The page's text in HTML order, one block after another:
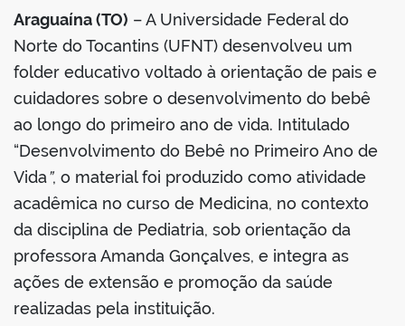
Araguaína (TO) – A Universidade Federal do
Norte do Tocantins (UFNT) desenvolveu um
folder educativo voltado à orientação de pais e
cuidadores sobre o desenvolvimento do bebê
ao longo do primeiro ano de vida. Intitulado
“Desenvolvimento do Bebê no Primeiro Ano de
Vida”, o material foi produzido como atividade
acadêmica no curso de Medicina, no contexto
da disciplina de Pediatria, sob orientação da
professora Amanda Gonçalves, e integra as
ações de extensão e promoção da saúde
realizadas pela instituição.